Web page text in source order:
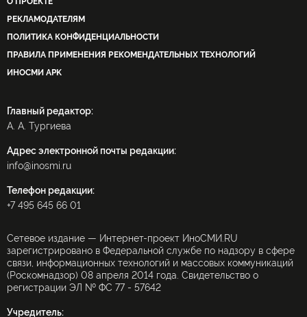
РЕКЛАМОДАТЕЛЯМ
ПОЛИТИКА КОНФИДЕНЦИАЛЬНОСТИ
ПРАВИЛА ПРИМЕНЕНИЯ РЕКОМЕНДАТЕЛЬНЫХ ТЕХНОЛОГИЙ
ИНОСМИ APK
Главный редактор:
А. А. Тургиева
Адрес электронной почты редакции:
info@inosmi.ru
Телефон редакции:
+7 495 645 66 01
Сетевое издание — Интернет-проект ИноСМИ.RU
зарегистрировано в Федеральной службе по надзору в сфере
связи, информационных технологий и массовых коммуникаций
(Роскомнадзор) 08 апреля 2014 года. Свидетельство о
регистрации ЭЛ № ФС 77 - 57642
Учредитель: